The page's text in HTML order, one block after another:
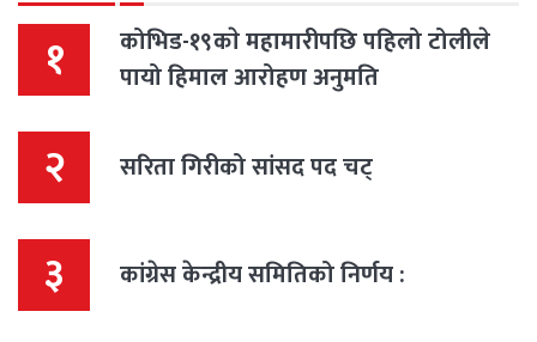
१
कोभिड-१९काे महामारीपछि पहिलो टोलीले
पायो हिमाल आरोहण अनुमति
२ सरिता गिरीको सांसद पद चट्
३ कांग्रेस केन्द्रीय समितिको निर्णय :